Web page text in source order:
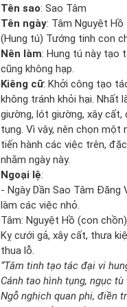
Tên sao: Sao Tâm
Tên ngày: Tâm Nguyệt Hồ
(Hung tú) Tướng tinh con
Nên làm: Hung tú này tạo
cũng không hạp.
Kiêng cữ: Khởi công tạo
không tránh khỏi hại. Nhất
giường, lót giường, xây cất,
tụng. Vì vậy, nên chọn một
tiến hành các việc trên,
nhằm ngày này.
Ngoại lệ:
- Ngày Dần Sao Tâm Đăng
làm các việc nhỏ.
Tâm: Nguyệt Hồ (con
Kỵ cưới gả, xây cất, thưa
thua lỗ.
“Tâm tinh tạo tác đại vi
Cánh tao hình tụng, ngục tù
Ngỗ nghịch quan phi, điền